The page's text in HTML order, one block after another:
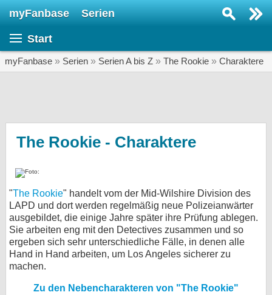
myFanbase Serien
Start
myFanbase » Serien » Serien A bis Z » The Rookie » Charaktere
The Rookie - Charaktere
"The Rookie" handelt vom der Mid-Wilshire Division des
LAPD und dort werden regelmäßig neue Polizeianwärter
ausgebildet, die einige Jahre später ihre Prüfung ablegen.
Sie arbeiten eng mit den Detectives zusammen und so
ergeben sich sehr unterschiedliche Fälle, in denen alle
Hand in Hand arbeiten, um Los Angeles sicherer zu
machen.
Zu den Nebencharakteren von "The Rookie"
SERIEN
Specials
SERVICE
Gewinnspiele
bei X